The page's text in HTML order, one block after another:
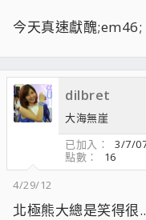
今天真速獻醜;em46;
dilbret
大海無崖
已加入
3/7/
點數
16
4/29/12
北極熊大總是笑得很